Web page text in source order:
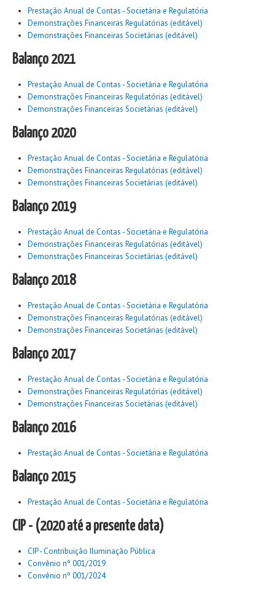
Prestação Anual de Contas - Societária e Regulatória
Demonstrações Financeiras Regulatórias (editável)
Demonstrações Financeiras Societárias (editável)
Balanço 2021
Prestação Anual de Contas - Societária e Regulatória
Demonstrações Financeiras Regulatórias (editável)
Demonstrações Financeiras Societárias (editável)
Balanço 2020
Prestação Anual de Contas - Societária e Regulatória
Demonstrações Financeiras Regulatórias (editável)
Demonstrações Financeiras Societárias (editável)
Balanço 2019
Prestação Anual de Contas - Societária e Regulatória
Demonstrações Financeiras Regulatórias (editável)
Demonstrações Financeiras Societárias (editável)
Balanço 2018
Prestação Anual de Contas - Societária e Regulatória
Demonstrações Financeiras Regulatórias (editável)
Demonstrações Financeiras Societárias (editável)
Balanço 2017
Prestação Anual de Contas - Societária e Regulatória
Demonstrações Financeiras Regulatórias (editável)
Demonstrações Financeiras Societárias (editável)
Balanço 2016
Prestação Anual de Contas - Societária e Regulatória
Balanço 2015
Prestação Anual de Contas - Societária e Regulatória
CIP - (2020 até a presente data)
CIP - Contribuição Iluminação Pública
Convênio nº 001/2019
Convênio nº 001/2024